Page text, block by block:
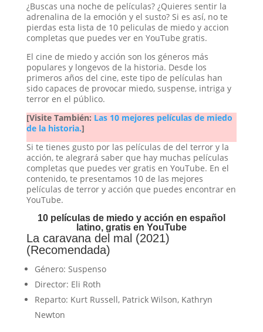
¿Buscas una noche de películas? ¿Quieres sentir la
adrenalina de la emoción y el susto? Si es así, no te
pierdas esta lista de 10 peliculas de miedo y accion
completas que puedes ver en YouTube gratis.
El cine de miedo y acción son los géneros más
populares y longevos de la historia. Desde los
primeros años del cine, este tipo de películas han
sido capaces de provocar miedo, suspense, intriga y
terror en el público.
[Visite También: Las 10 mejores películas de miedo
de la historia.]
Si te tienes gusto por las películas de del terror y la
acción, te alegrará saber que hay muchas películas
completas que puedes ver gratis en YouTube. En el
contenido, te presentamos 10 de las mejores
películas de terror y acción que puedes encontrar en
YouTube.
10 películas de miedo y acción en español
latino, gratis en YouTube
La caravana del mal (2021)
(Recomendada)
Género: Suspenso
Director: Eli Roth
Reparto: Kurt Russell, Patrick Wilson, Kathryn
Newton